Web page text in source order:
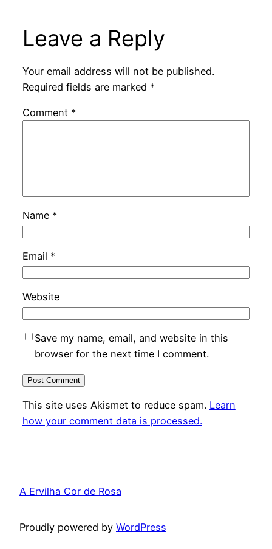
Leave a Reply
Your email address will not be published.
Required fields are marked *
Comment *
Name *
Email *
Website
Save my name, email, and website in this
browser for the next time I comment.
This site uses Akismet to reduce spam. Learn
how your comment data is processed.
A Ervilha Cor de Rosa
Proudly powered by WordPress